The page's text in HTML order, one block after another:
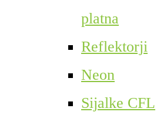
platna
Reflektorji
Neon
Sijalke CFL